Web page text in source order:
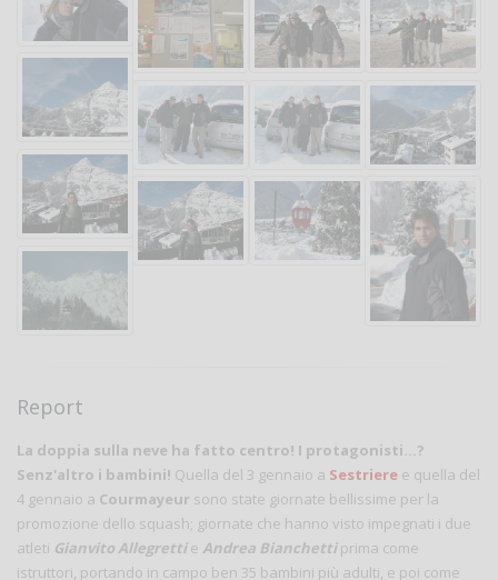
Report
La doppia sulla neve ha fatto centro! I protagonisti...?
Senz'altro i bambini! Quella del 3 gennaio a Sestriere e quella del
4 gennaio a Courmayeur sono state giornate bellissime per la
promozione dello squash; giornate che hanno visto impegnati i due
atleti Gianvito Allegrettie Andrea Bianchettiprima come
istruttori, portando in campo ben 35 bambini più adulti, e poi come